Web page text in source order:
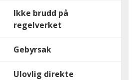
Ikke brudd på
regelverket
Gebyrsak
Ulovlig direkte